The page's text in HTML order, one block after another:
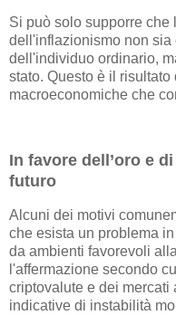
Si può solo supporre che
dell'inflazionismo non
dell'individuo ordinario,
stato. Questo è il
macroeconomiche che
In favore dell’oro e
futuro
Alcuni dei motivi
che esista un problema
da ambienti favorevoli
l'affermazione secondo
criptovalute e dei
indicative di instabilità